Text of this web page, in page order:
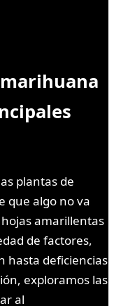
plantas de
que algo no va
amarillentas
de factores,
hasta deficiencias
exploramos las
al